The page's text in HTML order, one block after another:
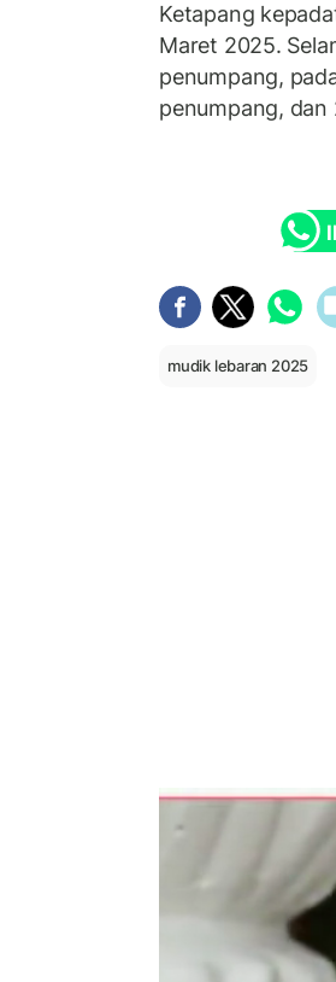
Ketapang
Maret 2025.
penumpang,
penumpang, dan
mudik lebaran 2025